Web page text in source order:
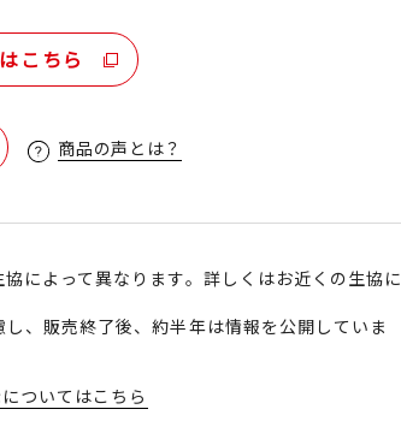
こちら
商品の声とは？
によって異なります。詳しくはお近くの生協に
、販売終了後、約半年は情報を公開していま
ついてはこちら